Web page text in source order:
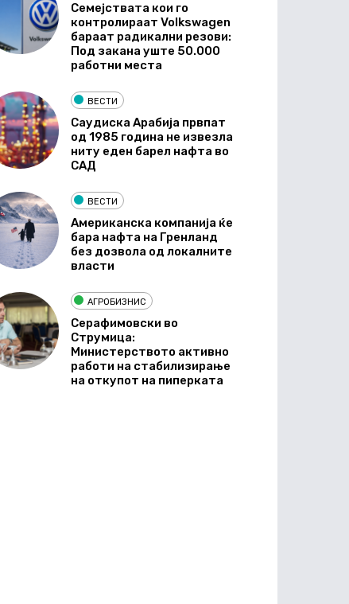
Семејствата кои го
контролираат Volkswagen
бараат радикални резови:
Под закана уште 50.000
работни места
ВЕСТИ
Саудиска Арабија првпат
од 1985 година не извезла
ниту еден барел нафта во
САД
ВЕСТИ
Американска компанија ќе
бара нафта на Гренланд
без дозвола од локалните
власти
АГРОБИЗНИС
Серафимовски во
Струмица:
Министерството активно
работи на стабилизирање
на откупот на пиперката